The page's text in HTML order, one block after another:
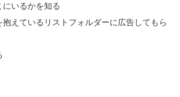
にいるかを知る
抱えているリストフォルダーに広告してもら